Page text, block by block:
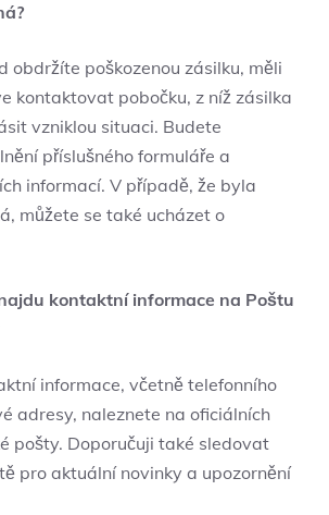
obdržíte poškozenou zásilku, měli
kontaktovat pobočku, z níž zásilka
vzniklou situaci. Budete
příslušného formuláře a
informací. V případě, že byla
můžete se také ucházet o
kontaktní informace na Poštu
informace, včetně telefonního
adresy, naleznete na oficiálních
pošty. Doporučuji také sledovat
pro aktuální novinky a upozornění